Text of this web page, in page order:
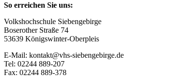
So erreichen Sie uns:
Volkshochschule Siebengebirge
Boserother Straße 74
53639 Königswinter-Oberpleis
E-Mail: kontakt@vhs-siebengebirge.de
Tel: 02244 889-207
Fax: 02244 889-378